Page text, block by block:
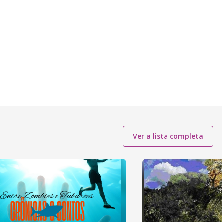
Ver a lista completa